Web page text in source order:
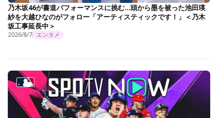
乃木坂46が書道パフォーマンスに挑む…頭から墨を被った池田瑛
紗を大越ひなのがフォロー「アーティスティックです！」＜乃木
坂工事延長中＞
2026/8/7 エンタメ